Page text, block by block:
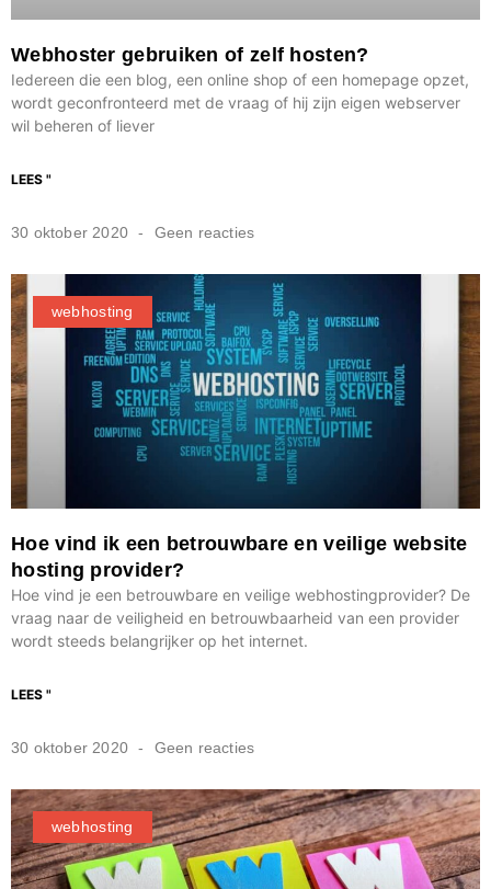
Webhoster gebruiken of zelf hosten?
Iedereen die een blog, een online shop of een homepage opzet,
wordt geconfronteerd met de vraag of hij zijn eigen webserver
wil beheren of liever
LEES "
30 oktober 2020 Geen reacties
webhosting
Hoe vind ik een betrouwbare en veilige website
hosting provider?
Hoe vind je een betrouwbare en veilige webhostingprovider? De
vraag naar de veiligheid en betrouwbaarheid van een provider
wordt steeds belangrijker op het internet.
LEES "
30 oktober 2020 Geen reacties
webhosting